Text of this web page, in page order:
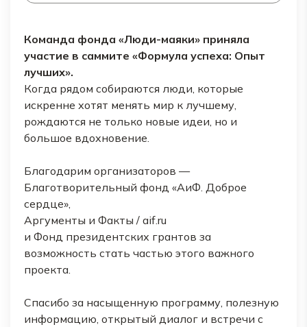
Команда фонда «Люди-маяки» приняла
участие в саммите «Формула успеха: Опыт
лучших».
Когда рядом собираются люди, которые
искренне хотят менять мир к лучшему,
рождаются не только новые идеи, но и
большое вдохновение.
Благодарим организаторов —
Благотворительный фонд «АиФ. Доброе
сердце»,
Аргументы и Факты / aif.ru
и Фонд президентских грантов за
возможность стать частью этого важного
проекта.
Спасибо за насыщенную программу, полезную
информацию, открытый диалог и встречи с